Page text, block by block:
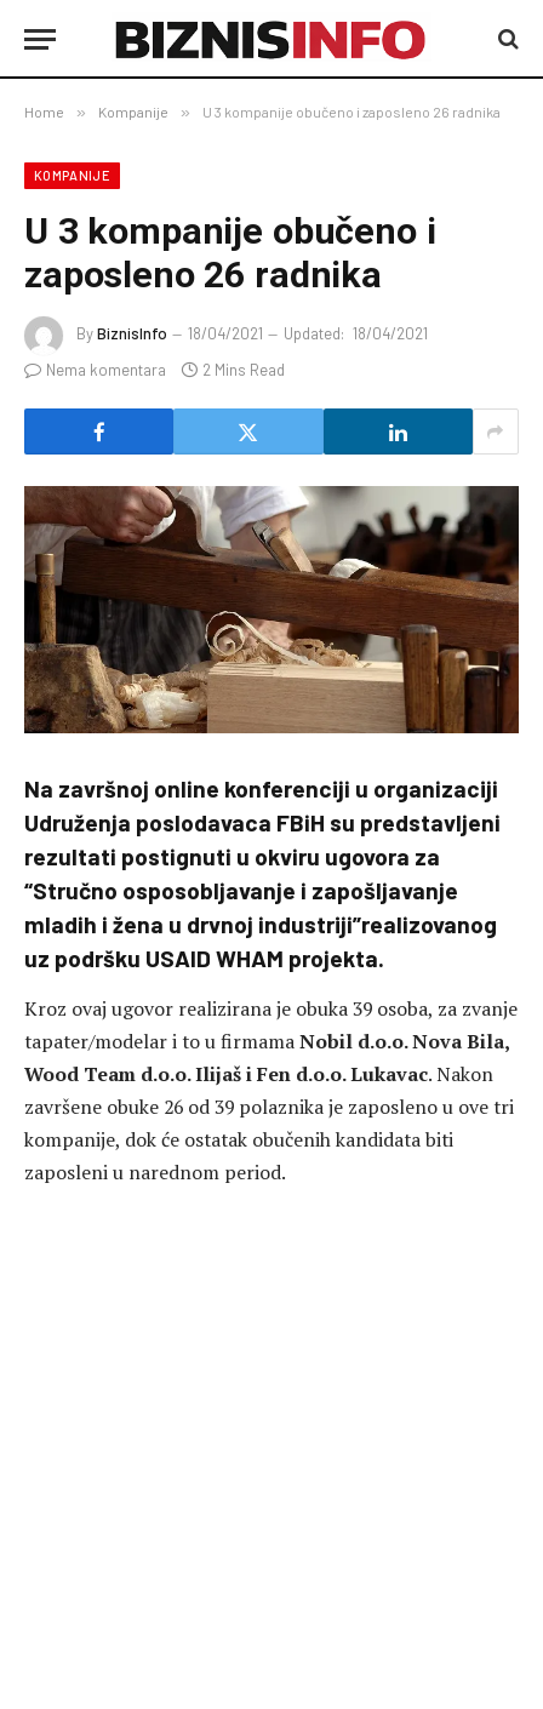
Home » Kompanije » U 3 kompanije obučeno i zaposleno 26 radnika
KOMPANIJE
U 3 kompanije obučeno i
zaposleno 26 radnika
ByBiznisInfo 18/04/2021 Updated: 18/04/2021
Nema komentara
2 Mins Read
Na završnoj online konferenciji u organizaciji
Udruženja poslodavaca FBiH su predstavljeni
rezultati postignuti u okviru ugovora za
“Stručno osposobljavanje i zapošljavanje
mladih i žena u drvnoj industriji”realizovanog
uz podršku USAID WHAM projekta.
Kroz ovaj ugovor realizirana je obuka 39 osoba, za zvanje
tapater/modelar i to u firmamaNobil d.o.o. Nova Bila,
Wood Team d.o.o. Ilijaš i Fen d.o.o. Lukavac. Nakon
završene obuke 26 od 39 polaznika je zaposleno u ove tri
kompanije, dok će ostatak obučenih kandidata biti
zaposleni u narednom period.